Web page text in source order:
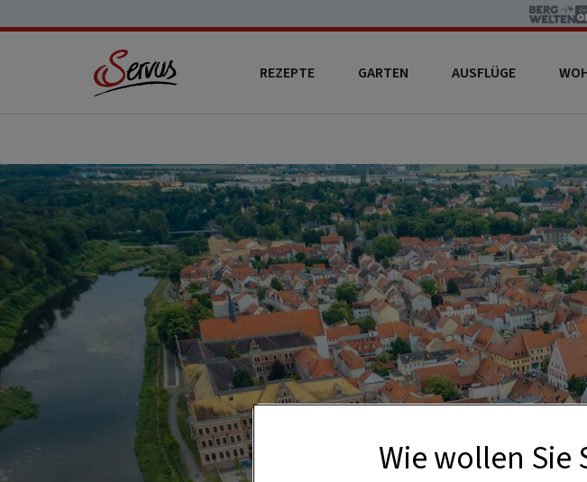
REZEPTE GARTEN AUSFLÜGE
Wie wollen Sie